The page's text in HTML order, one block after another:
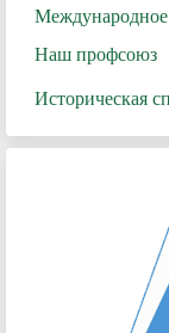
Международное
Наш профсоюз
Историческая